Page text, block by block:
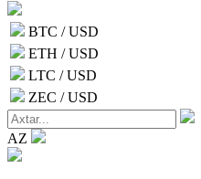
BTC / USD
ETH / USD
LTC / USD
ZEC / USD
AZ